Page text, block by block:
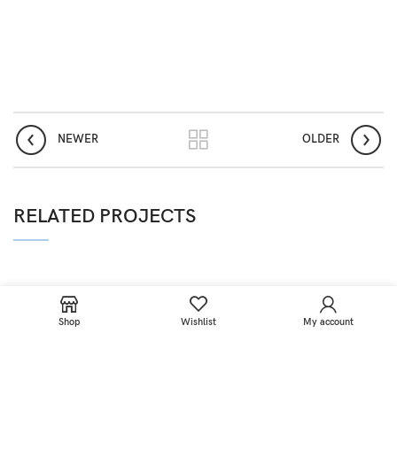
NEWER OLDER
RELATED PROJECTS
Shop Wishlist My account